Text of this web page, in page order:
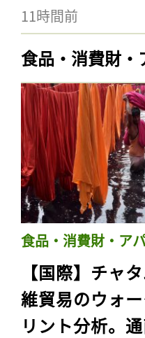
11時間前
食品・消費財・
食品・消費財・ア
【国際】チャ
維貿易のウォ
リント分析。